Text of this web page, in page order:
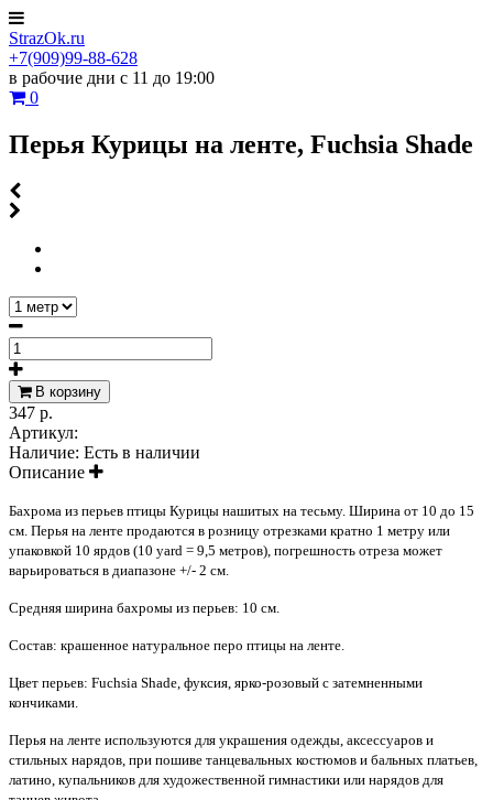
StrazOk.ru
+7(909)99-88-628
в рабочие дни с 11 до 19:00
0
Перья Курицы на ленте, Fuchsia Shade
В корзину
347 р.
Артикул:
Наличие: Есть в наличии
Описание
Бахрома из перьев птицы Курицы нашитых на тесьму. Ширина от 10 до 15
см. Перья на ленте продаются в розницу отрезками кратно 1 метру или
упаковкой 10 ярдов (10 yard = 9,5 метров), погрешность отреза может
варьироваться в диапазоне +/- 2 см.
Средняя ширина бахромы из перьев: 10 см.
Состав: крашенное натуральное перо птицы на ленте.
Цвет перьев: Fuchsia Shade, фуксия, ярко-розовый с затемненными
кончиками.
Перья на ленте используются для украшения одежды, аксессуаров и
стильных нарядов, при пошиве танцевальных костюмов и бальных платьев,
латино, купальников для художественной гимнастики или нарядов для